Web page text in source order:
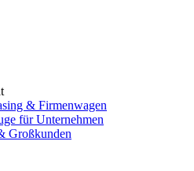
& Firmenwagen
für Unternehmen
Großkunden